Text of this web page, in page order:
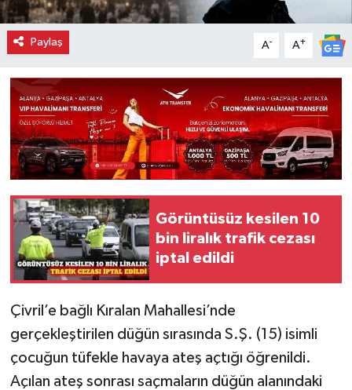
Paylaş A- A+
Görüntüsüz kesilen 10
bin liralık trafik cezası
iptal edildi
Çivril’e bağlı Kıralan Mahallesi’nde
gerçekleştirilen düğün sırasında S.Ş. (15) isimli
çocuğun tüfekle havaya ateş açtığı öğrenildi.
Açılan ateş sonrası saçmaların düğün alanındaki